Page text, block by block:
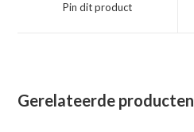
nieuw
Pin dit product
Gerelateerde producten